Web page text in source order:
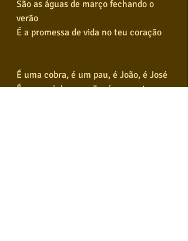
São as águas de março fechando o
verão
É a promessa de vida no teu coração
É uma cobra, é um pau, é João, é José
É um espinho na mão, é um corte no